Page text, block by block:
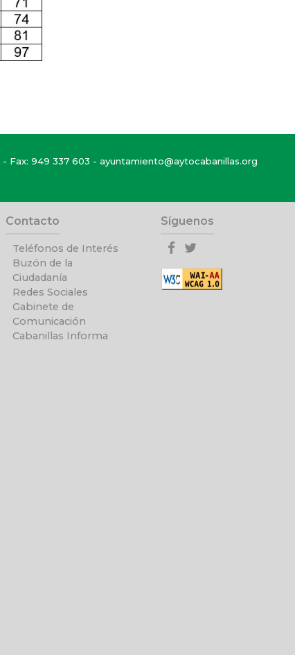
- Fax: 949 337 603 - ayuntamiento@aytocabanillas.org
Contacto
Teléfonos de Interés
Buzón de la
Ciudadanía
Redes Sociales
Gabinete de
Comunicación
Cabanillas Informa
Síguenos